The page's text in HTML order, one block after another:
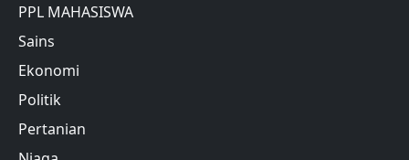
PPL MAHASISWA
Sains
Ekonomi
Politik
Pertanian